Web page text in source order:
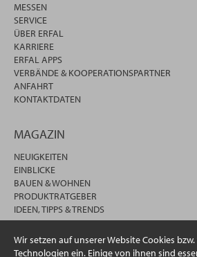
Wir setzen auf unserer Website Cookies
Technologien ein. Einige von ihnen sind
MESSEN
SERVICE
ÜBER ERFAL
KARRIERE
ERFAL APPS
VERBÄNDE & KOOPERATIONSPARTNER
ANFAHRT
KONTAKTDATEN
MAGAZIN
NEUIGKEITEN
EINBLICKE
BAUEN & WOHNEN
PRODUKTRATGEBER
IDEEN, TIPPS & TRENDS